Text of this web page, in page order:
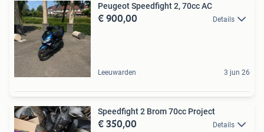
Peugeot Speedfight 2, 70cc AC
€ 900,00 Details
Leeuwarden 3 jun 26
Speedfight 2 Brom 70cc Project
€ 350,00 Details